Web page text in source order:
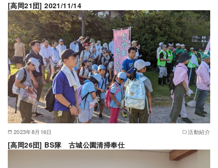
[高岡21団] 2021/11/14
2023年8月16日 活動紹介
[高岡26団] BS隊 古城公園清掃奉仕